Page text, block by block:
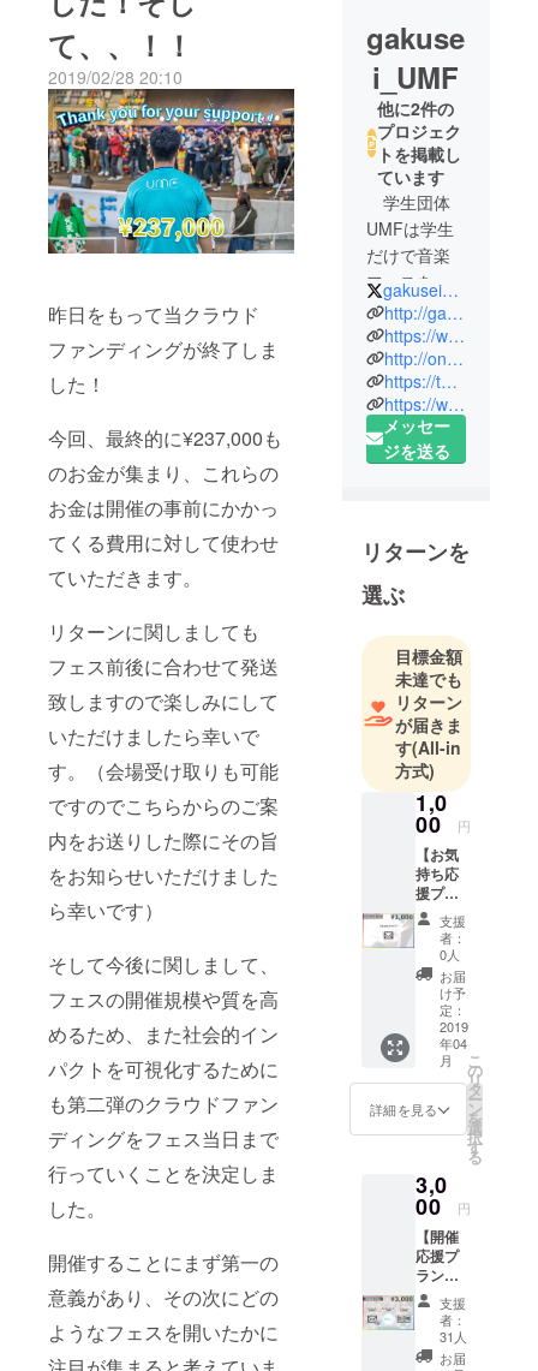
て、、！！
2019/02/28 20:10
昨日をもって当クラウド
ファンディングが終了しま
した！
今回、最終的に¥237,000も
のお金が集まり、これらの
お金は開催の事前にかかっ
てくる費用に対して使わせ
ていただきます。
リターンに関しましても
フェス前後に合わせて発送
致しますので楽しみにして
いただけましたら幸いで
す。（会場受け取りも可能
ですのでこちらからのご案
内をお送りした際にその旨
をお知らせいただけました
ら幸いです）
そして今後に関しまして、
フェスの開催規模や質を高
めるため、また社会的イン
パクトを可視化するために
も第二弾のクラウドファン
ディングをフェス当日まで
行っていくことを決定しま
した。
開催することにまず第一の
意義があり、その次にどの
ようなフェスを開いたかに
gakuse
i_UMF
他に2件の
プロジェク
トを掲載し
ています
学生団体
UMFは学生
だけで音楽
フェスを企
画・運営す
る団体で、
2012年に大
阪で発足し
ました。現
在では、大
阪以外に愛
福岡・神奈
川・栃木（※
発足順）で
ち上がり、
各地域の学
生が30~50名
ほどで活動
を行ってい
ます。
そんな
UMFでは
「学生と音
楽の可能性
を追求す
る」という
理念を掲げ
ています。
学生にしか
できないこ
と、音楽だ
からこそで
イメントを
通して社会
に発信して
参りますの
で応援のほ
ど、よろし
くお願いし
ます。
gakusei_UMF
http://gakuseidantaiumf.wixsite.com/gakuseiumf
https://www.youtube.com/channel/UCjTFkPZF0ZOCYFOwFgt5tOg/featured?view_as=subscriber
http://ongacu.com
https://twitter.com/gakusei_UMF
https://www.buffaloes.co.jp/news/detail/5573.html
メッセー
ジを送る
リターンを
選ぶ
目標金額
未達でも
リターン
が届きま
す(All-in
方式)
1,0
00 円
【お気
持ち応
援プラ
ン
¥1,000
（制限
数な
し）】
実行委
員より
心をこ
めた
メッ
セージ
を送信
きま
す。
支援
者：
0人
お届
け予
定：
2019
年04
月
詳細を見る
こ
の
リ
タ
ー
ン
を
選
択
す
る
3,0
00 円
【開催
応援プ
ラン
¥3,000
（制限
数な
し）】
支援
者：
31人
お届